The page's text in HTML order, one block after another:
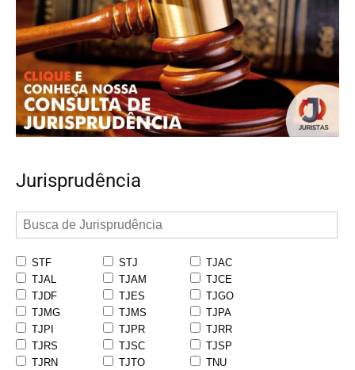
Jurisprudência
STF STJ
TJAC
TJAL
TJAM
TJCE
TJDF
TJES
TJGO
TJMG
TJMS
TJPA
TJPI
TJPR
TJRR
TJRS
TJSC
TJSP
TJRN
TJTO
TNU